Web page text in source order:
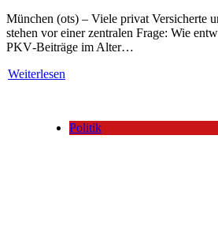
München (ots) – Viele privat Versicherte
stehen vor einer zentralen Frage: Wie
PKV‑Beiträge im Alter…
Weiterlesen
Politik